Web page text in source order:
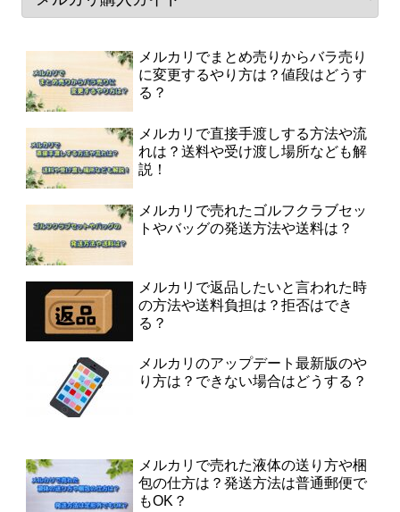
メルカリでまとめ売りからバラ売り
に変更するやり方は？値段はどうす
る？
メルカリで直接手渡しする方法や流
れは？送料や受け渡し場所なども解
説！
メルカリで売れたゴルフクラブセッ
トやバッグの発送方法や送料は？
メルカリで返品したいと言われた時
の方法や送料負担は？拒否はでき
る？
メルカリのアップデート最新版のや
り方は？できない場合はどうする？
メルカリで売れた液体の送り方や梱
包の仕方は？発送方法は普通郵便で
もOK？